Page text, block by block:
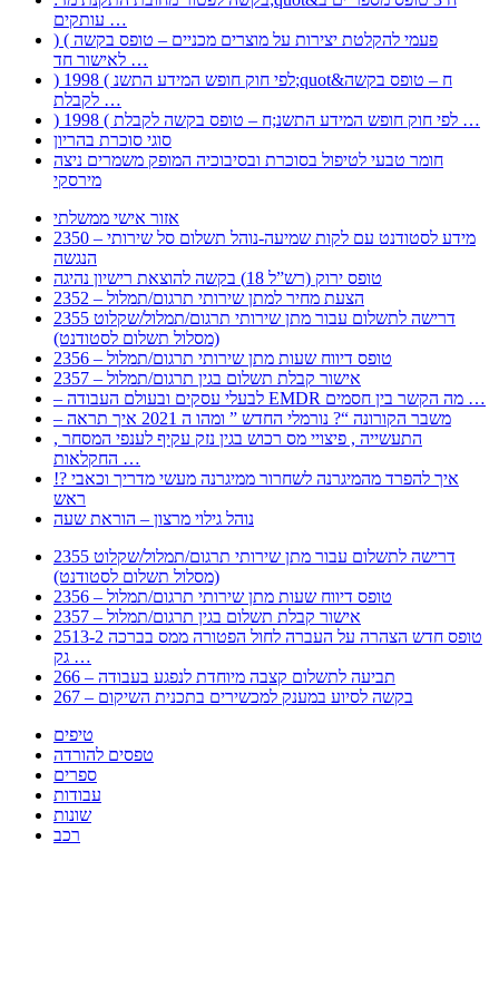
עותקים …
) ( פעמי להקלטת יצירות על מוצרים מכניים – טופס בקשה
לאישור חד …
) 1998 ( לפי חוק חופש המידע התשנ;quot&ח – טופס בקשה
לקבלת …
) 1998 ( לפי חוק חופש המידע התשנ;ח – טופס בקשה לקבלת …
סוגי סוכרת בהריון
חומר טבעי לטיפול בסוכרת ובסיבוכיה המופק משמרים ניצה
מירסקי
אזור אישי ממשלתי
2350 – מידע לסטודנט עם לקות שמיעה-נוהל תשלום סל שירותי
הנגשה
טופס ירוק (רש”ל 18) בקשה להוצאת רישיון נהיגה
2352 – הצעת מחיר למתן שירותי תרגום/תמלול
2355 דרישה לתשלום עבור מתן שירותי תרגום/תמלול/שקלוט
(מסלול תשלום לסטודנט)
2356 – טופס דיווח שעות מתן שירותי תרגום/תמלול
2357 – אישור קבלת תשלום בגין תרגום/תמלול
– לבעלי עסקים ובעולם העבודה EMDR מה הקשר בין חסמים …
– משבר הקורונה “? נורמלי החדש ” ומהו ה 2021 איך תראה
, התעשייה , פיצויי מס רכוש בגין נזק עקיף לענפי המסחר
החקלאות …
!? איך להפרד מהמיגרנה לשחרור ממיגרנה מעשי מדריך וכאבי
ראש
נוהל גילוי מרצון – הוראת שעה
2355 דרישה לתשלום עבור מתן שירותי תרגום/תמלול/שקלוט
(מסלול תשלום לסטודנט)
2356 – טופס דיווח שעות מתן שירותי תרגום/תמלול
2357 – אישור קבלת תשלום בגין תרגום/תמלול
2513-2 טופס חדש הצהרה על העברה לחול הפטורה ממס בברכה
גק …
266 – תביעה לתשלום קצבה מיוחדת לנפגע בעבודה
267 – בקשה לסיוע במענק למכשירים בתכנית השיקום
טיפים
טפסים להורדה
ספרים
עבודות
שונות
רכב